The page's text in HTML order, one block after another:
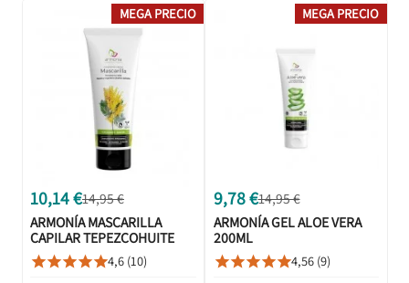
10,14 €14,95 €
ARMONÍA MASCARILLA
CAPILAR TEPEZCOHUITE
KERATINA 200G
4,6 (10)
MEGA PRECIO
9,78 €14,95 €
ARMONÍA GEL ALOE VERA
200ML
4,56 (9)
MEGA PRECIO